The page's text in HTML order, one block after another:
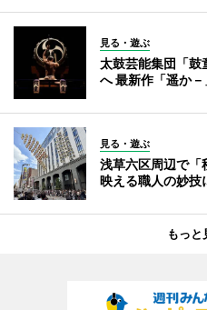
見る・遊ぶ
太鼓芸能集団「
へ 最新作「遥か
見る・遊ぶ
浅草六区周辺で「
映える職人の妙技
もっと